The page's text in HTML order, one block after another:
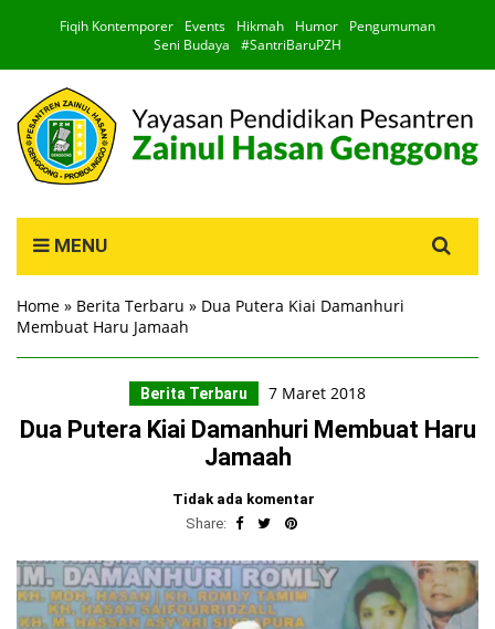
Fiqih Kontemporer Events Hikmah Humor
Pengumuman
Seni Budaya
#SantriBaruPZH
MENU
for:
Home » Berita Terbaru » Dua Putera Kiai Damanhuri
Membuat Haru Jamaah
Berita Terbaru 7 Maret 2018
Dua Putera Kiai Damanhuri Membuat Haru
Jamaah
Tidak ada komentar
Share: